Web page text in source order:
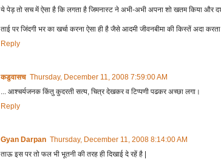
ये पेड़ तो सच में ऐसा है कि लगता है जिमनास्ट ने अभी-अभी अपना शो खतम किया और
ताई पर जिंदगी भर का खर्चा करना ऐसा ही है जैसे आदमी जीवनबीमा की किस्तें अदा
Reply
कडुवासच Thursday, December 11, 2008 7:59:00 AM
... आश्चर्यजनक किंतु कुदरती सत्य, चित्र देखकर व टिप्पणी पढकर अच्छा लगा।
Reply
Gyan Darpan Thursday, December 11, 2008 8:14:00 AM
ताऊ इस पर तो फल भी भूतनी की तरह ही दिखाई दे रहें है |